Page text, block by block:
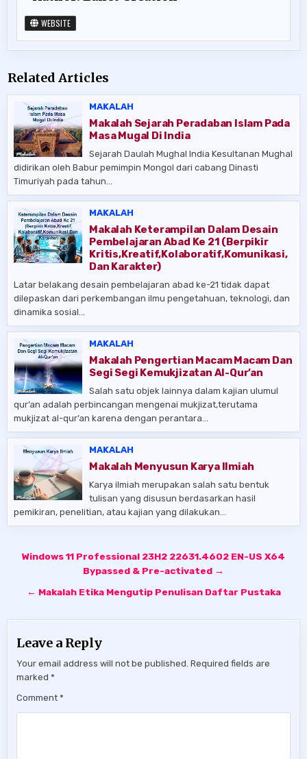
WEBSITE
Related Articles
MAKALAH
Makalah Sejarah Peradaban Islam Pada
Masa Mugal Di India
Sejarah Daulah Mughal India Kesultanan Mughal
didirikan oleh Babur pemimpin Mongol dari cabang Dinasti
Timuriyah pada tahun…
MAKALAH
Makalah Keterampilan Dalam Desain
Pembelajaran Abad Ke 21 (Berpikir
Kritis,Kreatif,Kolaboratif,Komunikasi,
Dan Karakter)
Latar belakang desain pembelajaran abad ke-21 tidak dapat
dilepaskan dari perkembangan ilmu pengetahuan, teknologi, dan
dinamika sosial…
MAKALAH
Makalah Pengertian Macam Macam Dan
Segi Segi Kemukjizatan Al-Qur’an
Salah satu objek lainnya dalam kajian ulumul
qur’an adalah perbincangan mengenai mukjizat,terutama
mukjizat al-qur’an karena dengan perantara…
MAKALAH
Makalah Menyusun Karya Ilmiah
Karya ilmiah merupakan salah satu bentuk
tulisan yang disusun berdasarkan hasil
pemikiran, penelitian, atau kajian yang dilakukan…
Post
Windows 11 Professional 23H2 22631.4602 EN-US X64
Bypassed & Pre-activated →
← Makalah Etika Mengutip Penulisan Daftar Pustaka
Leave a Reply
Your email address will not be published. Required fields are
marked*
Comment*